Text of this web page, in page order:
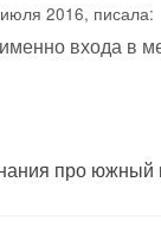
2016, писала:
входа в
про южный